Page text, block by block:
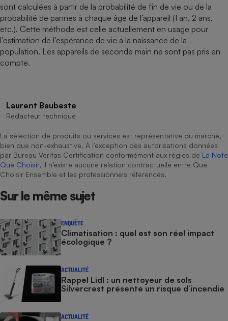
sont calculées à partir de la probabilité de fin de vie ou de la
probabilité de pannes à chaque âge de l’appareil (1 an, 2 ans,
etc.). Cette méthode est celle actuellement en usage pour
l’estimation de l’espérance de vie à la naissance de la
population. Les appareils de seconde main ne sont pas pris en
compte.
Laurent Baubeste
Rédacteur technique
La sélection de produits ou services est représentative du marché,
bien que non-exhaustive. À l’exception des autorisations données
par Bureau Veritas Certification conformément aux règles de La Note
Que Choisir, il n’existe aucune relation contractuelle entre Que
Choisir Ensemble et les professionnels référencés.
Sur le même sujet
ENQUÊTE
Climatisation : quel est son réel impact
écologique ?
ACTUALITÉ
Rappel Lidl : un nettoyeur de sols
Silvercrest présente un risque d’incendie
ACTUALITÉ